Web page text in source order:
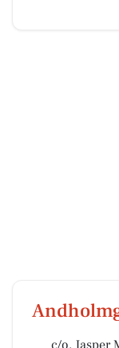
c/o. Jasper